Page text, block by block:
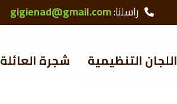
راسلنا:gigienad@gmail.com
اللجان التنظيمية شجرة العائلة